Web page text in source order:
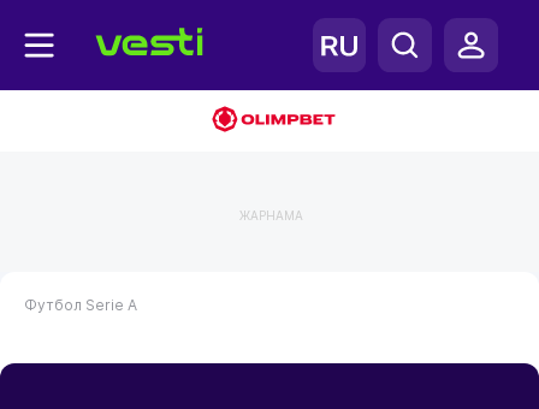
ЖАРНАМА
Футбол Serie A